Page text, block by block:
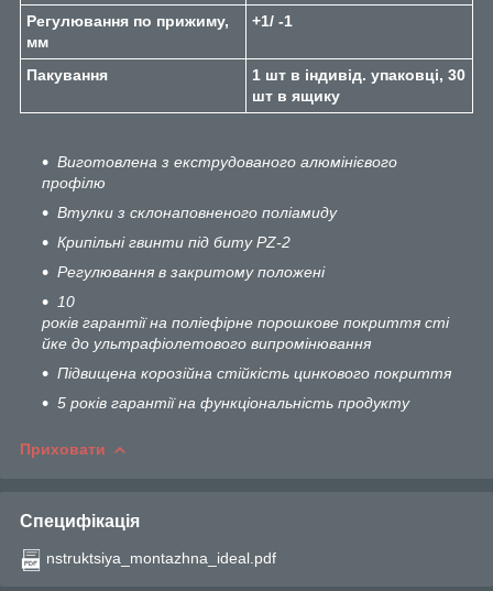
Регулювання по прижиму,
мм
+1/ -1
Пакування
1 шт в iндивiд. упаковцi, 30
шт в ящику
Виготовлена з екструдованого алюмінієвого
профілю
Втулки з склонаповненого полiамиду
Крипiльнi гвинти пiд биту PZ-2
Регулювання в закритому положенi
10
років гарантії на поліефірне порошкове покриття сті
йке до ультрафіолетового випромінювання
Підвищена корозійна стійкість цинкового покриття
5 років гарантії на функціональність продукту
Приховати
Специфікація
nstruktsiya_montazhna_ideal.pdf